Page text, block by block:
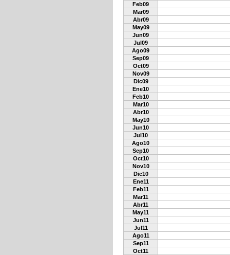
Feb09
Mar09
Abr09
May09
Jun09
Jul09
Ago09
Sep09
Oct09
Nov09
Dic09
Ene10
Feb10
Mar10
Abr10
May10
Jun10
Jul10
Ago10
Sep10
Oct10
Nov10
Dic10
Ene11
Feb11
Mar11
Abr11
May11
Jun11
Jul11
Ago11
Sep11
Oct11